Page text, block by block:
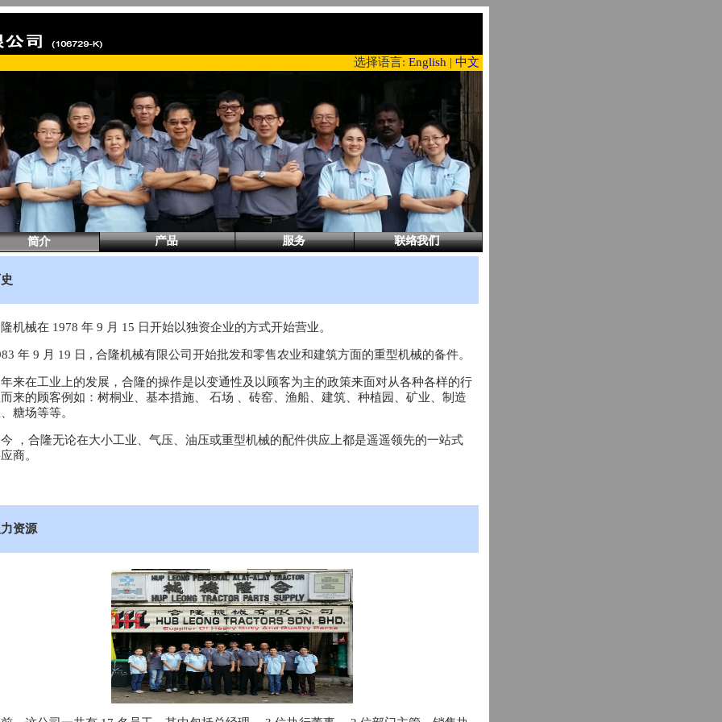
选择语言: English | 中文
机械在 1978 年 9 月 15 日开始以独资企业的方式开始营业。
年 9 月 19 日 , 合隆机械有限公司开始批发和零售农业和建筑方面的重型机械的备件。
来在工业上的发展，合隆的操作是以变通性及以顾客为主的政策来面对从各种各样的行
来的顾客例如：树桐业、基本措施、 石场 、砖窑、渔船、建筑、种植园、矿业、制造
糖场等等。
，合隆无论在大小工业、气压、油压或重型机械的配件供应上都是遥遥领先的一站式
商。
资源